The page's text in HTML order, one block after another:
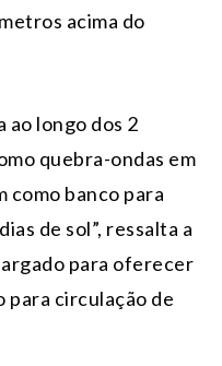
acima do
longo dos 2
quebra-ondas em
como banco para
de sol”, ressalta a
para oferecer
para circulação de